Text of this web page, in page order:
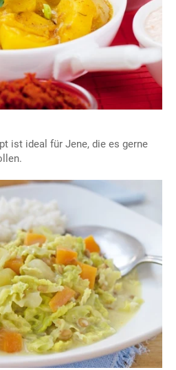
ist ideal für Jene, die es gerne